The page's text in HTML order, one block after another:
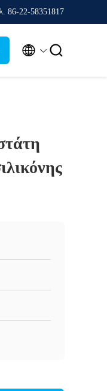
86-22-58351817
 